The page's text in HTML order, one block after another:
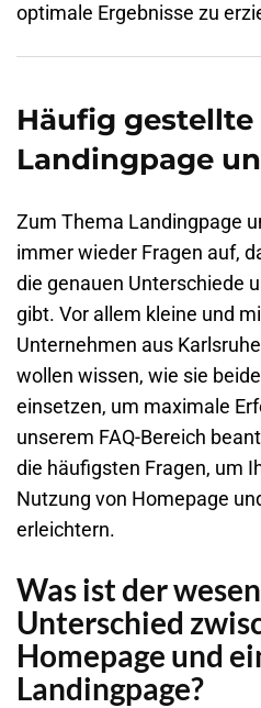
optimale Ergebnisse zu
Häufig gestellte
Landingpage
Zum Thema Landingpage
immer wieder Fragen auf,
die genauen Unterschiede
gibt. Vor allem kleine und
Unternehmen aus
wollen wissen, wie sie
einsetzen, um maximale
unserem FAQ-Bereich
die häufigsten Fragen, um
Nutzung von Homepage
erleichtern.
Was ist der
Unterschied
Homepage und
Landingpage?